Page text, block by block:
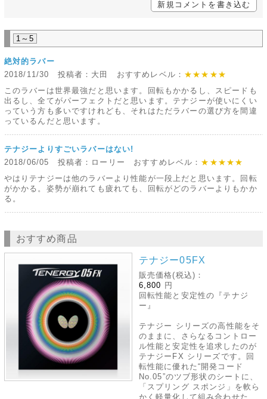
新規コメントを書き込む
1～5
絶対的ラバー
2018/11/30 投稿者：大田 おすすめレベル： ★★★★★
このラバーは世界最強だと思います。回転もかかるし、スピードも
出るし、全てがパーフェクトだと思います。テナジーが使いにくい
っていう方も多いですけれども、それはただラバーの選び方を間違
っているんだと思います。
テナジーよりすごいラバーはない!
2018/06/05 投稿者：ローリー おすすめレベル： ★★★★★
やはりテナジーは他のラバーより性能が一段上だと思います。回転
がかかる。姿勢が崩れても疲れても、回転がどのラバーよりもかか
る。
おすすめ商品
テナジー05FX
販売価格(税込)：
6,800 円
回転性能と安定性の『テナジ
ー』
テナジー シリーズの高性能をそ
のままに、さらなるコントロー
ル性能と安定性を追求したのが
テナジーFX シリーズです。回
転性能に優れた“開発コード
No.05”のツブ形状のシートに、
「スプリング スポンジ」を軟ら
かく軽量化して組み合わせた